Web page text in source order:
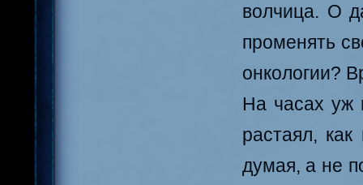
волчица. О
променять
онкологии?
На часах уж
растаял,
думая, а не